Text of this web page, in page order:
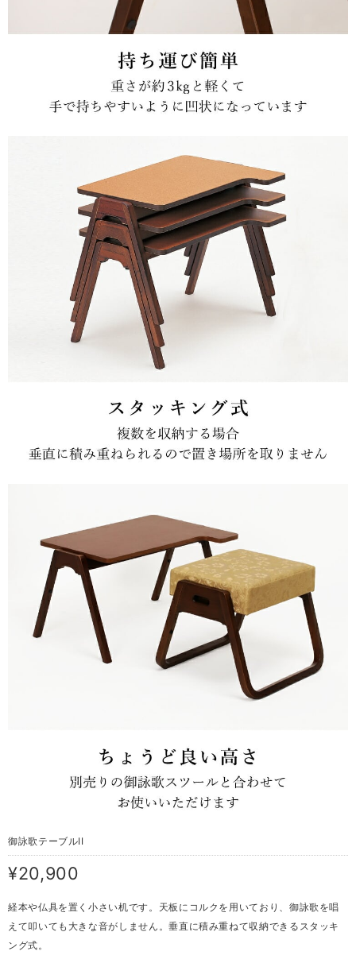
御詠歌テーブルII
¥20,900
経本や仏具を置く小さい机です。天板にコルクを用いており、御詠歌を唱
えて叩いても大きな音がしません。垂直に積み重ねて収納できるスタッキ
ング式。